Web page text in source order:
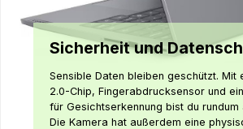
Sicherheit und
Sensible Daten bleiben geschützt. Mit
2.0-Chip, Fingerabdrucksensor und
für Gesichtserkennung bist du rundum
Die Kamera hat außerdem eine